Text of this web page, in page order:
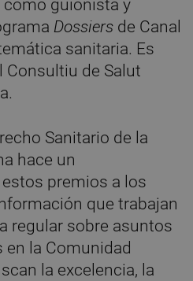
como guionista y
Dossiers de Canal
sanitaria. Es
Consultiu de Salut
Sanitario de la
hace un
premios a los
que trabajan
regular sobre asuntos
la Comunidad
la excelencia, la